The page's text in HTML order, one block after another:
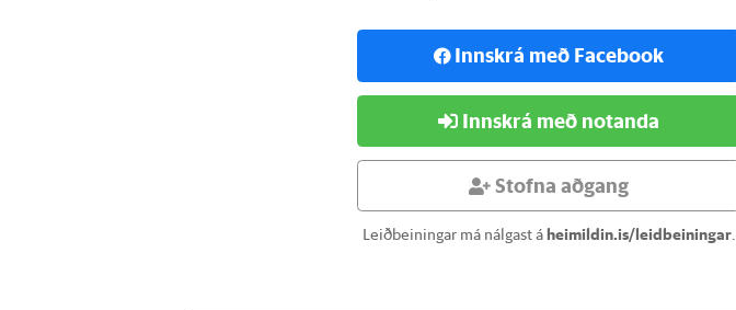
Innskrá með Facebook
Innskrá með notanda
Stofna aðgang
Leiðbeiningar má nálgast áheimildin.is/leidbeiningar.